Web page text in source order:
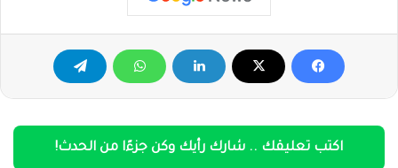
اكتب تعليقك .. شارك رأيك وكن جزءًا من الحدث!